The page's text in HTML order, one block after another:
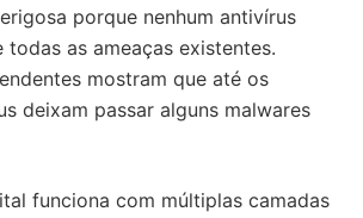
porque nenhum antivírus
todas as ameaças existentes.
mostram que até os
deixam passar alguns malwares
funciona com múltiplas camadas